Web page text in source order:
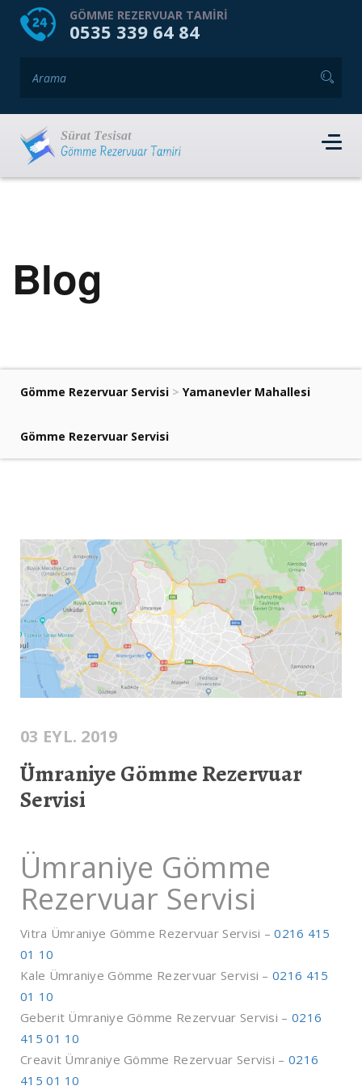
HOME HAKKIMIZDA
GÖMME REZERVUAR TAMIRI
0535 339 64 84
Blog
Gömme Rezervuar Servisi > Yamanevler Mahallesi
Gömme Rezervuar Servisi
03 EYL. 2019
Ümraniye Gömme Rezervuar
Servisi
Ümraniye Gömme
Rezervuar Servisi
Vitra Ümraniye Gömme Rezervuar Servisi –0216 415
01 10
Kale Ümraniye Gömme Rezervuar Servisi – 0216 415
01 10
Geberit Ümraniye Gömme Rezervuar Servisi – 0216
415 01 10
Creavit Ümraniye Gömme Rezervuar Servisi – 0216
415 01 10